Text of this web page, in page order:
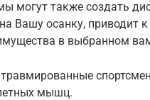
могут также создать
Вашу осанку, приводит
в выбранном
мышц.